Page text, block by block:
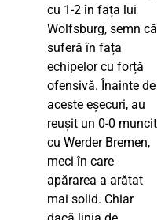
cu 1-2 în fața lui
Wolfsburg, semn că
suferă în fața
echipelor cu forță
ofensivă. Înainte de
aceste eșecuri, au
reușit un 0-0 muncit
cu Werder Bremen,
meci în care
apărarea a arătat
mai solid. Chiar